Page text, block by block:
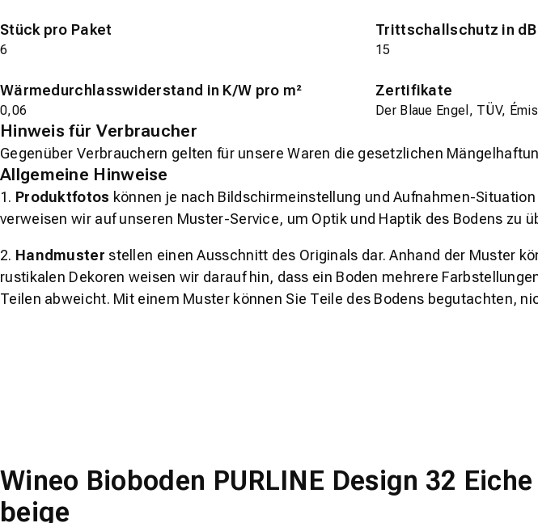
Stück pro Paket
6
Trittschallschutz in
15
Wärmedurchlasswiderstand in K/W pro m²
0,06
Zertifikate
Der Blaue Engel, TÜV,
Hinweis für Verbraucher
Gegenüber Verbrauchern gelten für unsere Waren die gesetzlichen
Allgemeine Hinweise
1. Produktfotos können je nach Bildschirmeinstellung und Aufnahmen-
verweisen wir auf unseren Muster-Service, um Optik und Haptik des Bodens zu
2. Handmuster stellen einen Ausschnitt des Originals dar. Anhand der Muster
rustikalen Dekoren weisen wir darauf hin, dass ein Boden mehrere
Teilen abweicht. Mit einem Muster können Sie Teile des Bodens begutachten,
Wineo Bioboden PURLINE Design 32
beige